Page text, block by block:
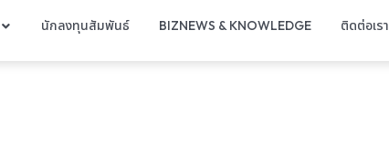
นักลงทุนสัมพันธ์ BIZNEWS & KNOWLEDGE ติดต่อเรา